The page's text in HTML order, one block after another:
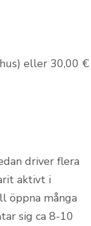
eller 30,00 €
driver flera
aktivt i
öppna många
sig ca 8-10